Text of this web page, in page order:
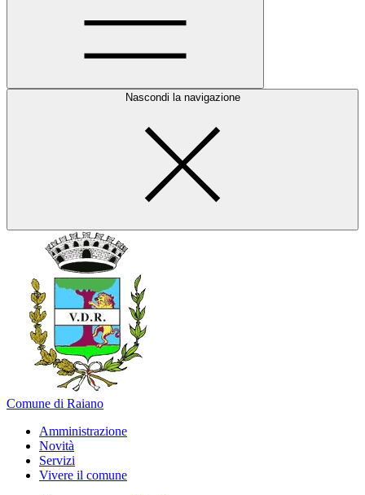
Nascondi la navigazione
Comune di Raiano
Amministrazione
Novità
Servizi
Vivere il comune